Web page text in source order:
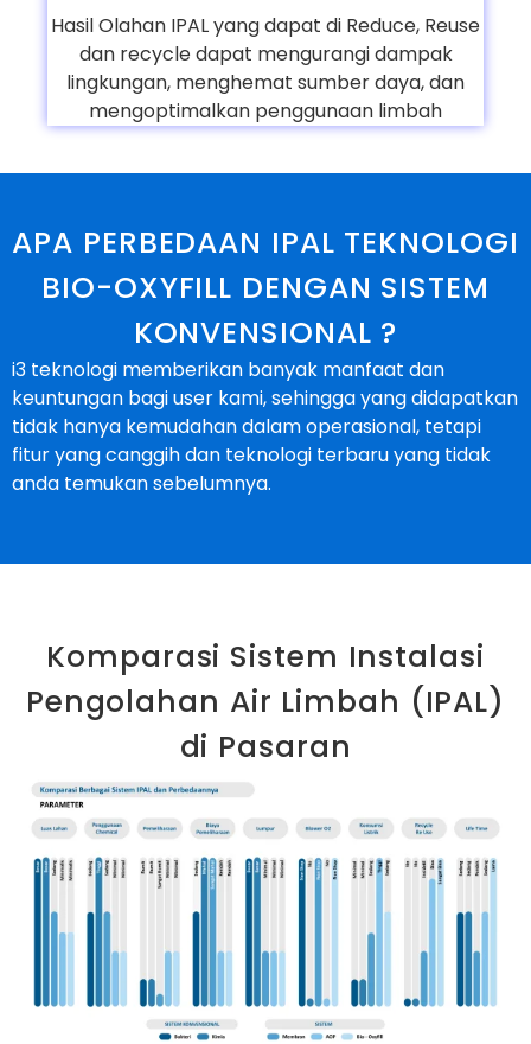
Hasil Olahan IPAL yang dapat di Reduce, Reuse
dan recycle dapat mengurangi dampak
lingkungan, menghemat sumber daya, dan
mengoptimalkan penggunaan limbah
APA PERBEDAAN IPAL TEKNOLOGI
BIO-OXYFILL DENGAN SISTEM
KONVENSIONAL ?
i3 teknologi memberikan banyak manfaat dan
keuntungan bagi user kami, sehingga yang didapatkan
tidak hanya kemudahan dalam operasional, tetapi
fitur yang canggih dan teknologi terbaru yang tidak
anda temukan sebelumnya.
Komparasi Sistem Instalasi
Pengolahan Air Limbah (IPAL)
di Pasaran